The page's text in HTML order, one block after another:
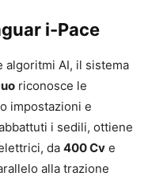
i-Pace
algoritmi AI, il sistema
riconosce le
impostazioni e
i sedili, ottiene
da 400 Cv e
alla trazione